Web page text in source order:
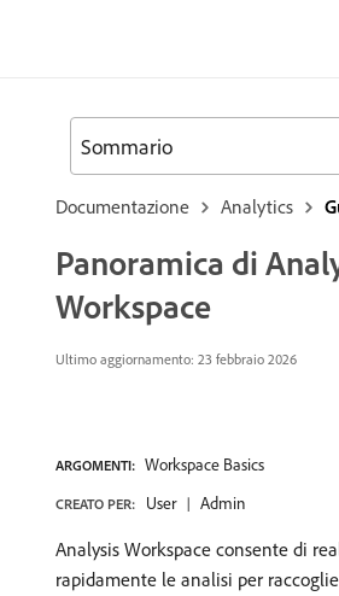
Documentazione Analytics
Panoramica di
Workspace
Ultimo aggiornamento: 23 febbraio 2026
ARGOMENTI: Workspace Basics
CREATO PER: User Admin
Analysis Workspace consente di
rapidamente le analisi per
Sommario